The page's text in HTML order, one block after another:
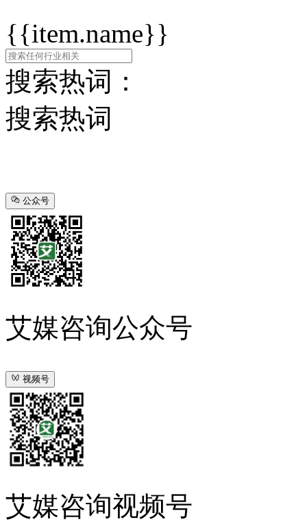
{{item.name}}
搜索热词：
搜索热词
公众号
艾媒咨询公众号
视频号
艾媒咨询视频号